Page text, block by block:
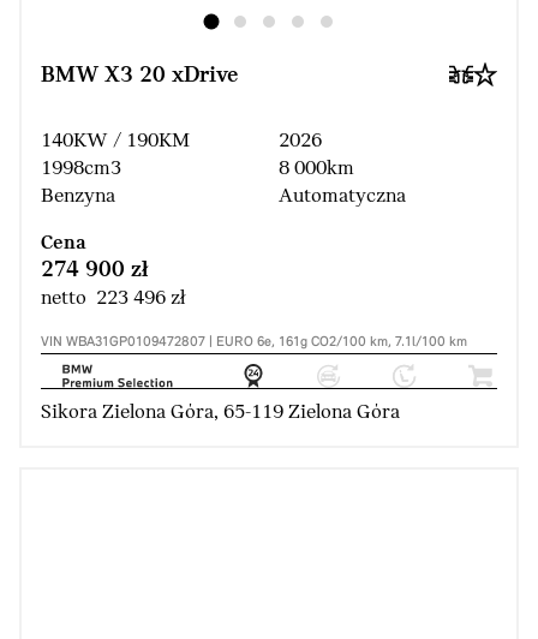
BMW X3 20 xDrive
140KW / 190KM
1998cm3
Benzyna
2026
8 000km
Automatyczna
Cena
274 900 zł
netto 223 496 zł
VIN WBA31GP0109472807 | EURO 6e, 161g CO2/100 km, 7.1l/100 km
Sikora Zielona Góra, 65-119 Zielona Góra